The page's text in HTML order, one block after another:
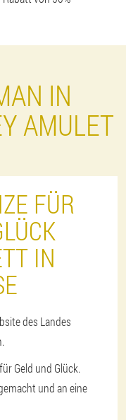
IN
AMULET
FÜR
IN
des Landes
Geld und Glück.
und an eine